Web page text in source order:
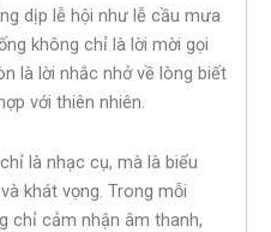
dịp lễ hội như lễ cầu mưa
không chỉ là lời mời gọi
là lời nhắc nhở về lòng biết
với thiên nhiên.
là nhạc cụ, mà là biểu
khát vọng. Trong mỗi
chỉ cảm nhận âm thanh,